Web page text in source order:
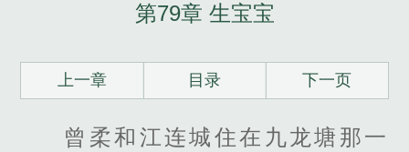
第79章 生宝宝
上一章 目录 下一页
曾柔和江连城住在九龙塘那一